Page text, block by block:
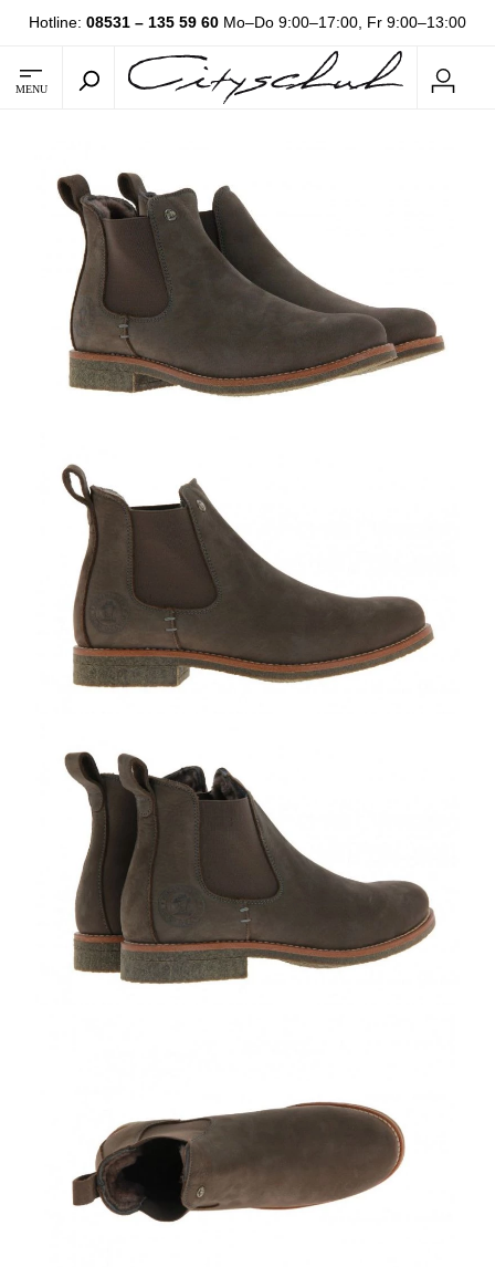
Hotline: 08531 – 135 59 60 Mo–Do 9:00–17:00, Fr 9:00–13:00
MENU